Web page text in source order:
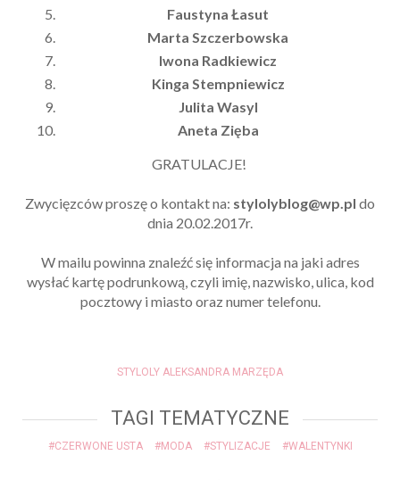
Faustyna Łasut
Marta Szczerbowska
Iwona Radkiewicz
Kinga Stempniewicz
Julita Wasyl
Aneta Zięba
GRATULACJE!
Zwycięzców proszę o kontakt na: stylolyblog@wp.pl do
dnia 20.02.2017r.
W mailu powinna znaleźć się informacja na jaki adres
wysłać kartę podrunkową, czyli imię, nazwisko, ulica, kod
pocztowy i miasto oraz numer telefonu.
STYLOLY ALEKSANDRA MARZĘDA
TAGI TEMATYCZNE
#CZERWONE USTA #MODA #STYLIZACJE #WALENTYNKI